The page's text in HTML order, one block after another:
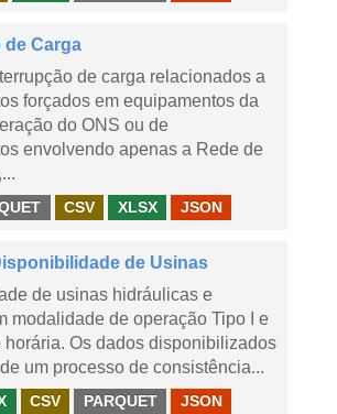
de Carga
de carga relacionados a
forçados em equipamentos da
do ONS ou de
envolvendo apenas a Rede de
CSV XLSX JSON
de Usinas
de usinas hidráulicas e
modalidade de operação Tipo I e
horária. Os dados disponibilizados
um processo de consistência...
CSV PARQUET JSON